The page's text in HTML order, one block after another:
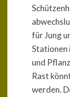
für Jung
Stationen
und
Rast
werden.